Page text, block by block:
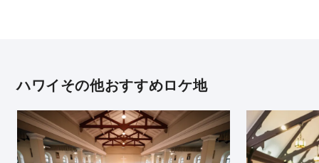
ハワイその他おすすめロケ地